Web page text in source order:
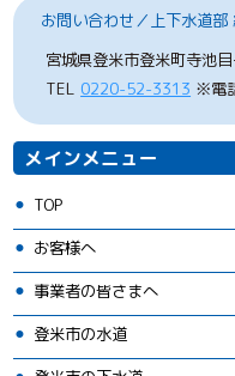
お問い合わせ／上下水道
宮城県登米市登米町寺池
TEL 0220-52-3313 ※電
メインメニュー
TOP
お客様へ
事業者の皆さまへ
登米市の水道